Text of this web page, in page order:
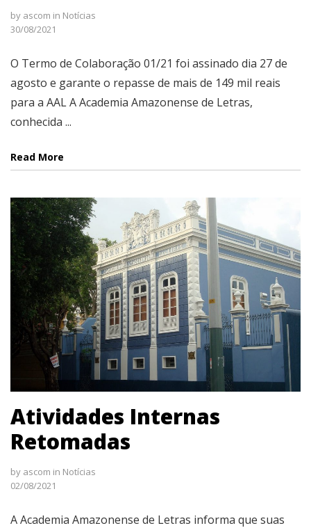
by ascom in Notícias
30/08/2021
O Termo de Colaboração 01/21 foi assinado dia 27 de
agosto e garante o repasse de mais de 149 mil reais
para a AAL A Academia Amazonense de Letras,
conhecida ...
Read More
Atividades Internas
Retomadas
by ascom in Notícias
02/08/2021
A Academia Amazonense de Letras informa que suas